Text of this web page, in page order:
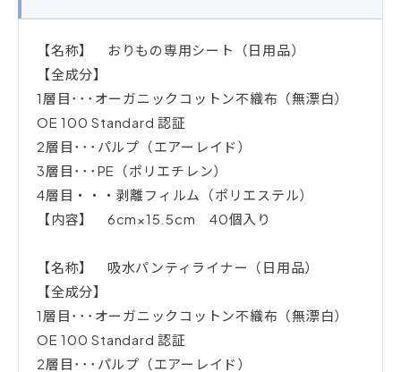
【名称】 おりもの専用シート（日用品）
【全成分】
1層目･･･オーガニックコットン不織布（無漂白）
OE 100 Standard 認証
2層目･･･パルプ（エアーレイド）
3層目･･･PE（ポリエチレン）
4層目・・・剥離フィルム（ポリエステル）
【内容】 6cm×15.5cm 40個入り
【名称】 吸水パンティライナー（日用品）
【全成分】
1層目･･･オーガニックコットン不織布（無漂白）
OE 100 Standard 認証
2層目･･･パルプ（エアーレイド）